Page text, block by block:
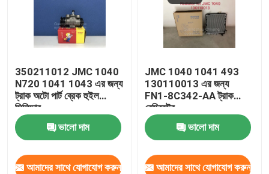
350211012 JMC 1040
N720 1041 1043 এর জন্য
ট্রাক অটো পার্ট ব্রেক হুইল
সিলিন্ডার
ভালো দাম
আমাদের সাথে যোগাযোগ করুন
JMC 1040 1041 493
130110013 এর জন্য
FN1-8C342-AA ট্রাক
রেডিয়েটর
ভালো দাম
আমাদের সাথে যোগাযোগ করুন